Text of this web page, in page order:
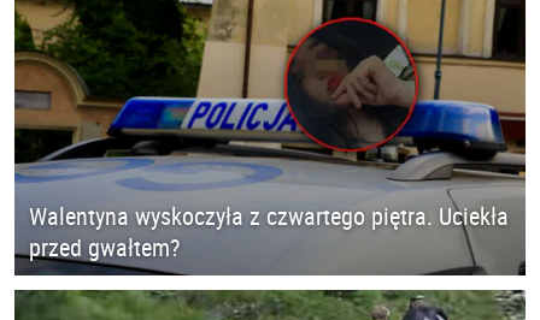
Walentyna wyskoczyła z czwartego piętra. Uciekła
przed gwałtem?